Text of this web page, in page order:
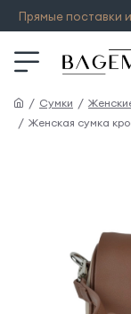
Прямые поставки
Сумки
Женская сумка